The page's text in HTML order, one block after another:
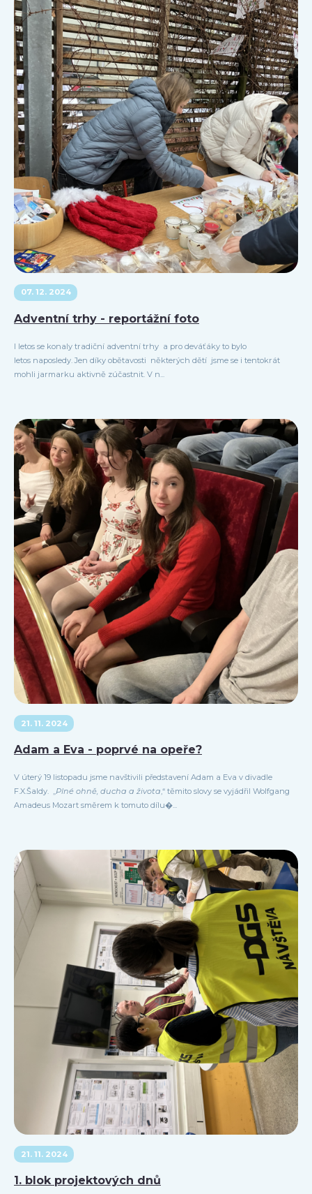
07. 12. 2024
Adventní trhy - reportážní foto
I letos se konaly tradiční adventní trhy a pro deváťáky to bylo
letos naposledy. Jen díky obětavosti některých dětí jsme se i tentokrát
mohli jarmarku aktivně zúčastnit. V n...
21. 11. 2024
Adam a Eva - poprvé na opeře?
V úterý 19 listopadu jsme navštivili představení Adam a Eva v divadle
F.X.Šaldy. „Plné ohně, ducha a života,“ těmito slovy se vyjádřil Wolfgang
Amadeus Mozart směrem k tomuto dílu�...
21. 11. 2024
1. blok projektových dnů